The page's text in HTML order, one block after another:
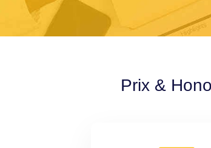
Prix &